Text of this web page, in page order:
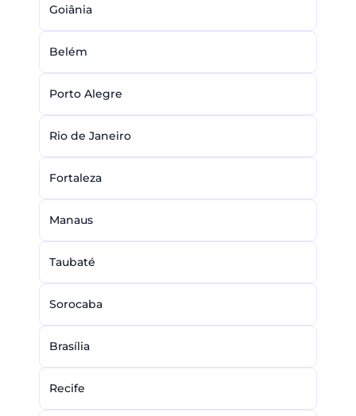
Goiânia
Belém
Porto Alegre
Rio de Janeiro
Fortaleza
Manaus
Taubaté
Sorocaba
Brasília
Recife